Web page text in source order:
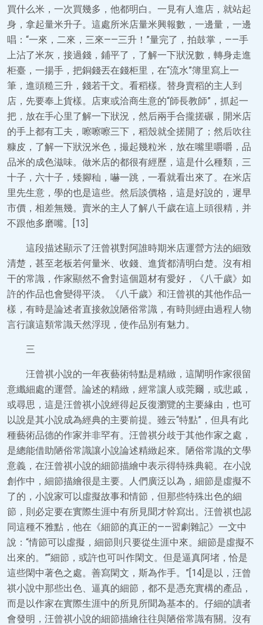
買什么米，一次買幾多，他都明白。一見有人進店，就站起
身，拿起量米升子。這處所米店量米興報數，一邊量，一邊
唱：“一來，二來，三來——三升！”量完了，拍鼓掌，——手
上沾了米灰，接過錢，鋪平了，了解一下狀況數，轉身走進
柜臺，一揚手，把銅錢丟在錢柜里，在“流水”簿里寫上一
筆，進頭糙三升，錢若干文。看稻樣。替身賣稻的主人到
店，先要奉上貨樣。店東或洽商生意的“師長教師”，抓起一
把，放在手心里了解一下狀況，然后兩手合攏搓碾，開米店
的手上都有工夫，嚓嚓嚓三下，稻殼就全搓開了；然后吹往
糠皮，了解一下狀況米色，撮起幾粒米，放在嘴里嚼嚼，品
品米的成色滋味。做米店的都很有經歷，這是什么種類，三
十子，六十子，矮腳秈，嚇一跳，一看就看出來了。在米店
里先生意，學的也是這些。然后談價格，這是好說的，遲早
市價，相差無幾。賣米的主人了解八千歲在這上頭很精，并
不跟他多磨嘴。[13]
這段描述顯示了汪曾祺對阿誰時期米店運營方法的細致
清楚，甚至老板若何量米、收錢、進貨都清明白楚。沒有相
干的常識，作家顯然不會對這個題材有愛好，《八千歲》如
許的作品也會變得平淡。《八千歲》和汪曾祺的其他作品一
樣，有時是論述者直接敘說陋俗常識，有時則經由過程人物
言行讓這類常識天然浮現，使作品別有魅力。
三
汪曾祺小說的一年夜藝術特點是精緻，這闡明作家很留
意纖細處的運營。論述的精緻，經常讓人或莞爾，或悲戚，
或尋思，這是汪曾祺小說經得起反復瀏覽的主要緣由，也可
以說是其小說成為經典的主要前提。雖云“特點”，但具有此
種藝術品德的作家并非罕有。汪曾祺分歧于其他作家之處，
是總能借助陋俗常識讓小說論述精緻起來。陋俗常識的文學
意義，在汪曾祺小說的細節描繪中表示得特殊典範。在小說
創作中，細節描繪很是主要。人們廣泛以為，細節是虛擬不
了的，小說家可以虛擬故事和情節，但那些特殊出色的細
節，則必定要在實際生涯中有所見聞才幹寫出。汪曾祺也認
同這種不雅點，他在《細節的真正的——習劇雜記》一文中
說：“情節可以虛擬，細節則只要從生涯中來。細節是虛擬不
出來的。”“細節，或許也可叫作閑文。但是逼真阿堵，恰是
這些閑中著色之處。善寫閑文，斯為作手。”[14]是以，汪曾
祺小說中那些出色、逼真的細節，都不是憑充實構的產品，
而是以作家在實際生涯中的所見所聞為基本的。仔細的讀者
會發明，汪曾祺小說的細節描繪往往與陋俗常識有關。沒有